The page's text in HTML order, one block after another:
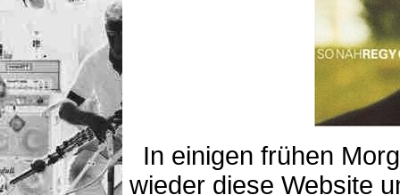
In einigen frühen
wieder diese Website